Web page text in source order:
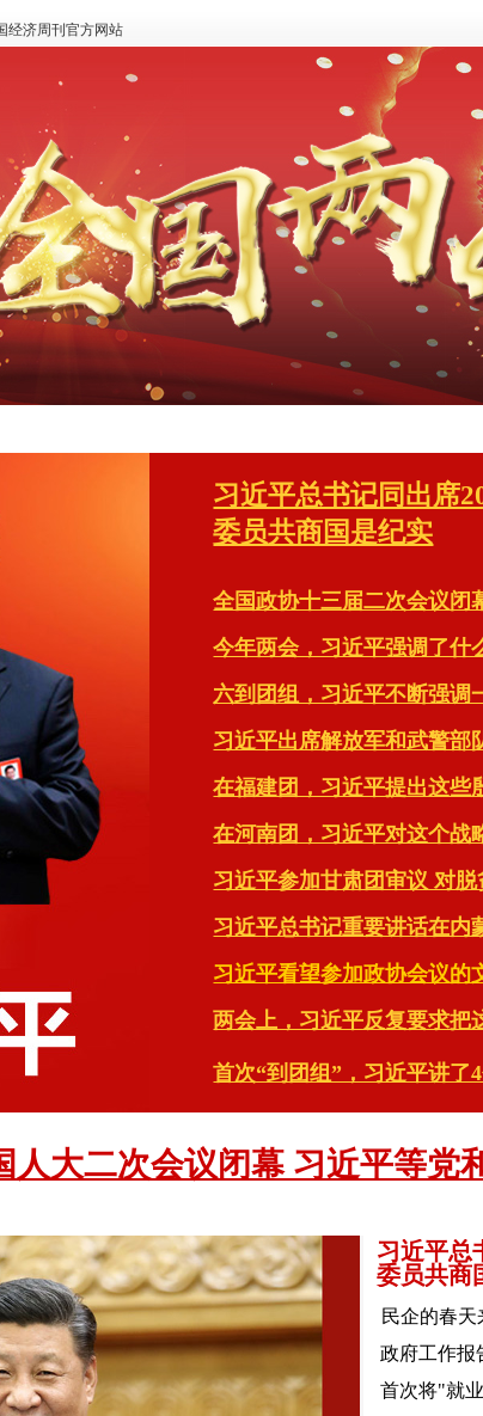
经济周刊官方网站
习近平总书记同出席
委员共商国是纪实
全国政协十三届二次会议闭
今年两会，习近平强调了什
六到团组，习近平不断强调
习近平出席解放军和武警部
在福建团，习近平提出这些
在河南团，习近平对这个战
习近平参加甘肃团审议 对
习近平总书记重要讲话在内
习近平看望参加政协会议的
两会上，习近平反复要求把
首次“到团组”，习近平讲了
人大二次会议闭幕 习近平等党
习近平总
委员共商
民企的春
政府工作报
首次将"就